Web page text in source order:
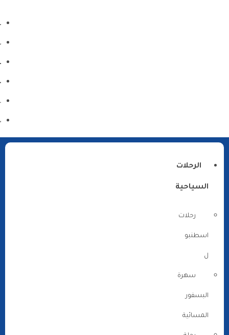
الرحلات
السياحية
رحلات
اسطنبو
ل
سهرة
البسفور
المسائية